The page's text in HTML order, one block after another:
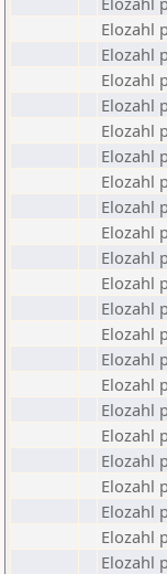
Elozahl
Elozahl
Elozahl
Elozahl
Elozahl
Elozahl
Elozahl
Elozahl
Elozahl
Elozahl
Elozahl
Elozahl
Elozahl
Elozahl
Elozahl
Elozahl
Elozahl
Elozahl
Elozahl
Elozahl
Elozahl
Elozahl